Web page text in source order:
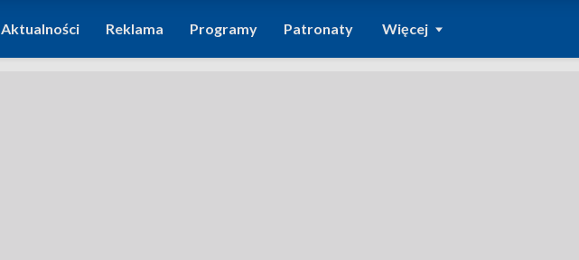
Aktualności Reklama Programy Patronaty Więcej